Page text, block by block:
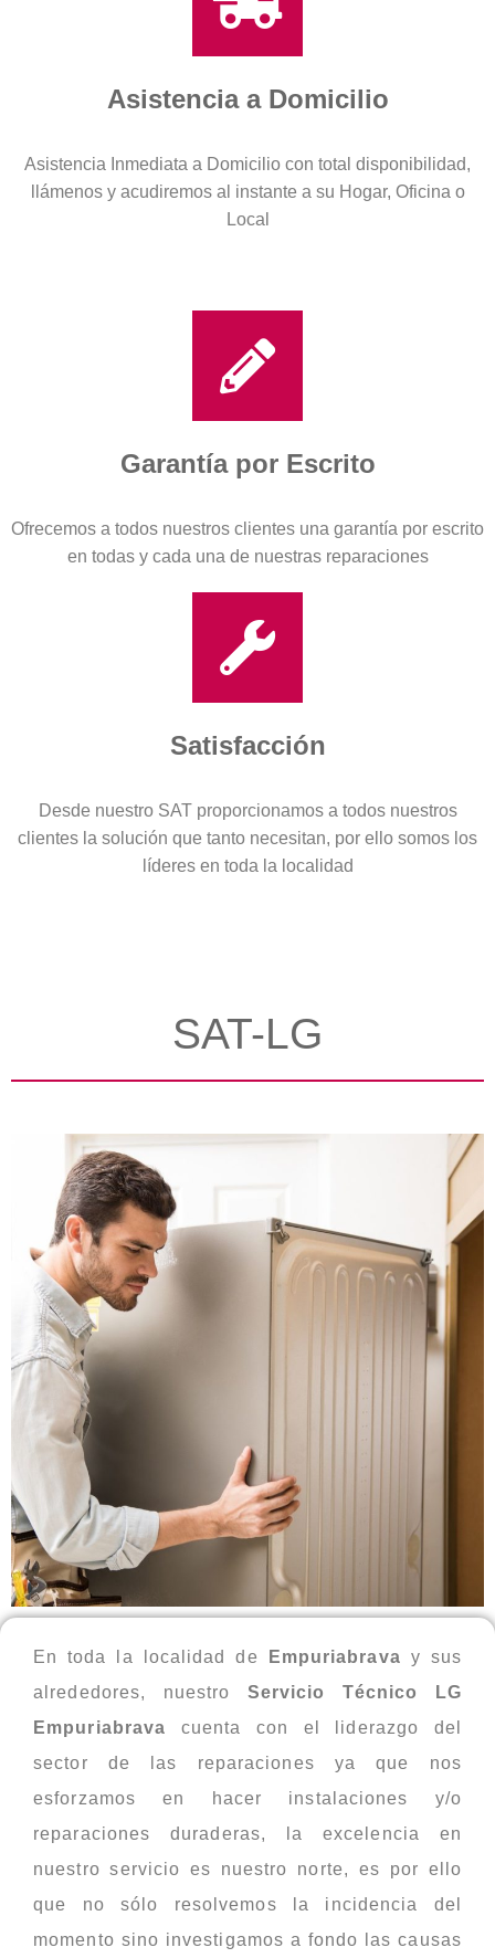
Asistencia a Domicilio
Asistencia Inmediata a Domicilio con total disponibilidad,
llámenos y acudiremos al instante a su Hogar, Oficina o
Local
Garantía por Escrito
Ofrecemos a todos nuestros clientes una garantía por escrito
en todas y cada una de nuestras reparaciones
Satisfacción
Desde nuestro SAT proporcionamos a todos nuestros
clientes la solución que tanto necesitan, por ello somos los
líderes en toda la localidad
SAT-LG
En toda la localidad de Empuriabrava y sus
alrededores, nuestro Servicio Técnico LG
Empuriabrava cuenta con el liderazgo del
sector de las reparaciones ya que nos
esforzamos en hacer instalaciones y/o
reparaciones duraderas, la excelencia en
nuestro servicio es nuestro norte, es por ello
que no sólo resolvemos la incidencia del
momento sino investigamos a fondo las causas